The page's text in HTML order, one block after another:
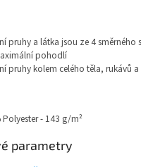
pruhy a látka jsou ze 4 směrného
pohodlí
pruhy kolem celého těla, rukávů a
Polyester - 143 g/m²
parametry